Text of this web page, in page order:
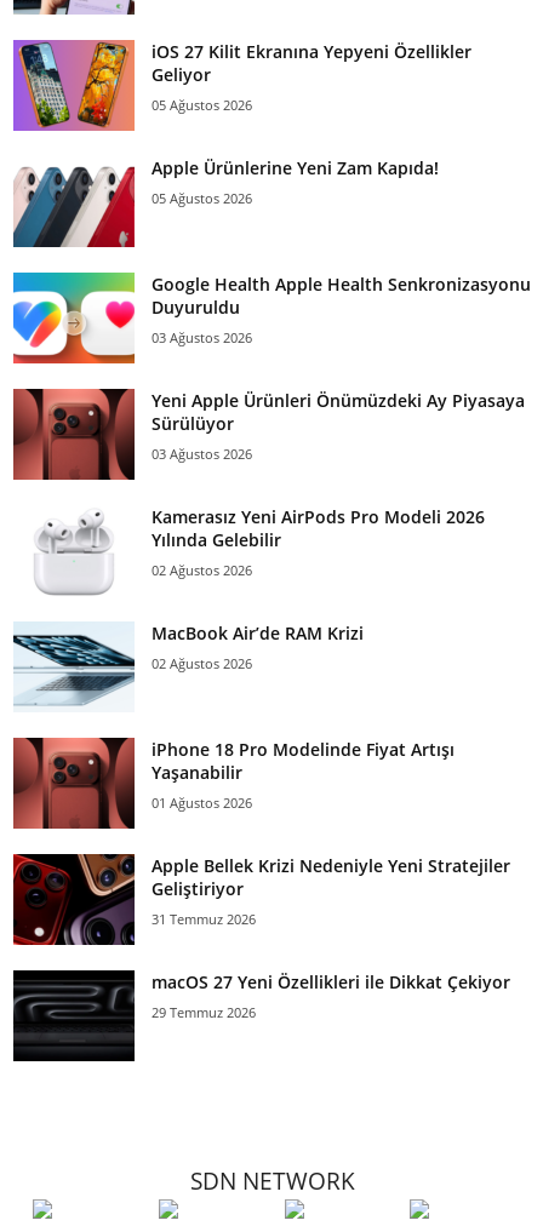
iOS 27 Kilit Ekranına Yepyeni Özellikler
Geliyor
05 Ağustos 2026
Apple Ürünlerine Yeni Zam Kapıda!
05 Ağustos 2026
Google Health Apple Health Senkronizasyonu
Duyuruldu
03 Ağustos 2026
Yeni Apple Ürünleri Önümüzdeki Ay Piyasaya
Sürülüyor
03 Ağustos 2026
Kamerasız Yeni AirPods Pro Modeli 2026
Yılında Gelebilir
02 Ağustos 2026
MacBook Air’de RAM Krizi
02 Ağustos 2026
iPhone 18 Pro Modelinde Fiyat Artışı
Yaşanabilir
01 Ağustos 2026
Apple Bellek Krizi Nedeniyle Yeni Stratejiler
Geliştiriyor
31 Temmuz 2026
macOS 27 Yeni Özellikleri ile Dikkat Çekiyor
29 Temmuz 2026
SDN NETWORK